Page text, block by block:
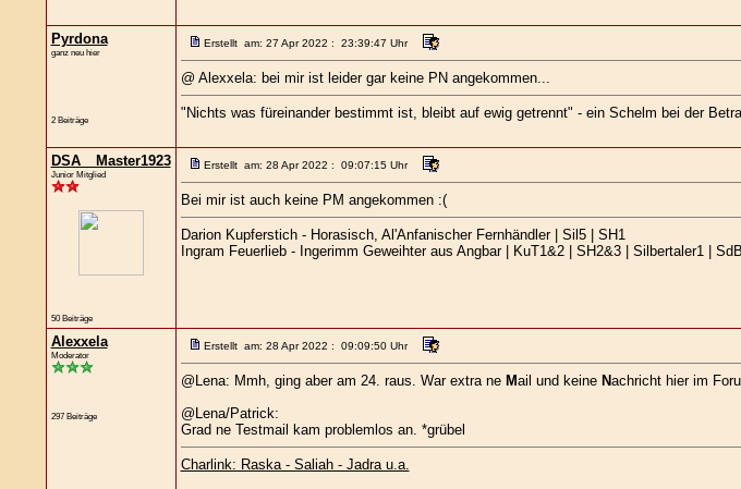
Pyrdona
ganz neu hier
2 Beiträge
Erstellt am: 27 Apr 2022 : 23:39:47 Uhr
@ Alexxela: bei mir ist leider gar keine PN angekommen...
"Nichts was füreinander bestimmt ist, bleibt auf ewig getrennt" - ein Schelm bei der
DSA__Master1923
Junior Mitglied
50 Beiträge
Erstellt am: 28 Apr 2022 : 09:07:15 Uhr
Bei mir ist auch keine PM angekommen :(
Darion Kupferstich - Horasisch, Al'Anfanischer Fernhändler | Sil5 | SH1
Ingram Feuerlieb - Ingerimm Geweihter aus Angbar | KuT1&2 | SH2&3 | Silbertaler1 |
Alexxela
Moderator
297 Beiträge
Erstellt am: 28 Apr 2022 : 09:09:50 Uhr
@Lena: Mmh, ging aber am 24. raus. War extra ne Mail und keine Nachricht hier im
@Lena/Patrick:
Grad ne Testmail kam problemlos an. *grübel
Charlink: Raska - Saliah - Jadra u.a.